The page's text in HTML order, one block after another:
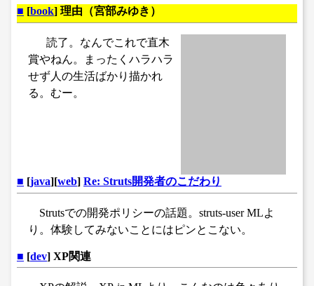
■ [book] 理由（宮部みゆき）
読了。なんでこれで直木
賞やねん。まったくハラハラ
せず人の生活ばかり描かれ
る。むー。
■ [java][web] Re: Struts開発者のこだわり
Strutsでの開発ポリシーの話題。struts-user MLよ
り。体験してみないことにはピンとこない。
■ [dev] XP関連